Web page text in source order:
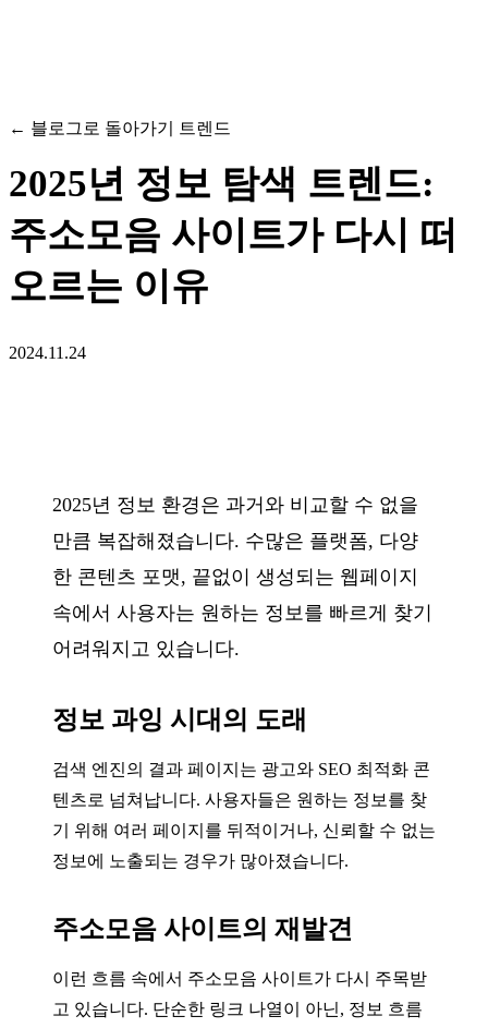
← 블로그로 돌아가기 트렌드
2025년 정보 탐색 트렌드:
주소모음 사이트가 다시 떠
오르는 이유
2024.11.24
2025년 정보 환경은 과거와 비교할 수 없을
만큼 복잡해졌습니다. 수많은 플랫폼, 다양
한 콘텐츠 포맷, 끝없이 생성되는 웹페이지
속에서 사용자는 원하는 정보를 빠르게 찾기
어려워지고 있습니다.
정보 과잉 시대의 도래
검색 엔진의 결과 페이지는 광고와 SEO 최적화 콘
텐츠로 넘쳐납니다. 사용자들은 원하는 정보를 찾
기 위해 여러 페이지를 뒤적이거나, 신뢰할 수 없는
정보에 노출되는 경우가 많아졌습니다.
주소모음 사이트의 재발견
이런 흐름 속에서 주소모음 사이트가 다시 주목받
고 있습니다. 단순한 링크 나열이 아닌, 정보 흐름